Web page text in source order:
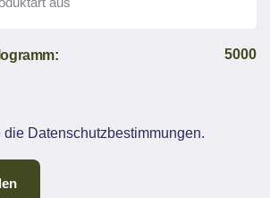
5000
die Datenschutzbestimmungen.